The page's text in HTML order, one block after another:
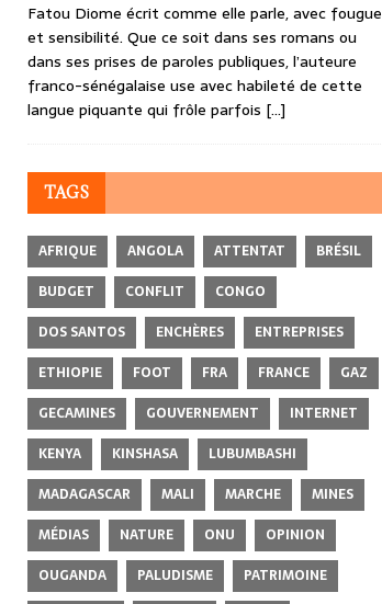
Fatou Diome écrit comme elle parle, avec fougue
et sensibilité. Que ce soit dans ses romans ou
dans ses prises de paroles publiques, l’auteure
franco-sénégalaise use avec habileté de cette
langue piquante qui frôle parfois […]
TAGS
AFRIQUE ANGOLA ATTENTAT
BRÉSIL
BUDGET
CONFLIT
CONGO
DOS SANTOS
ENCHÈRES
ENTREPRISES
ETHIOPIE
FOOT FRA FRANCE
GAZ
GECAMINES
GOUVERNEMENT
INTERNET
KENYA
KINSHASA
LUBUMBASHI
MADAGASCAR
MALI MARCHE
MINES
MÉDIAS
NATURE ONU
OPINION
OUGANDA
PALUDISME PATRIMOINE